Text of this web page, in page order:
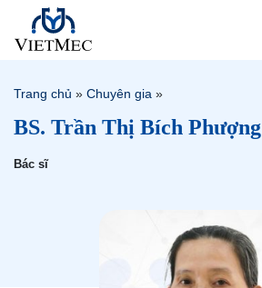
Trang chủ » Chuyên gia »
BS. Trần Thị Bích Phượng
Bác sĩ